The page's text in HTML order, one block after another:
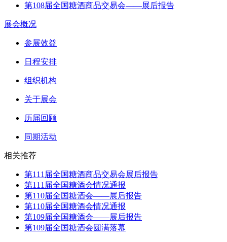
第108届全国糖酒商品交易会——展后报告
展会概况
参展效益
日程安排
组织机构
关于展会
历届回顾
同期活动
相关推荐
第111届全国糖酒商品交易会展后报告
第111届全国糖酒会情况通报
第110届全国糖酒会——展后报告
第110届全国糖酒会情况通报
第109届全国糖酒会——展后报告
第109届全国糖酒会圆满落幕